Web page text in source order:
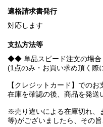
適格請求書発行
対応します
支払方法等
◆◆ 単品スピード注文の場
(1点のみ・お買い求め頂く際
【クレジットカード】でのお
在庫を確認の後、商品を発送
※売り違いによる在庫切れ、
等)がございましたら、その旨